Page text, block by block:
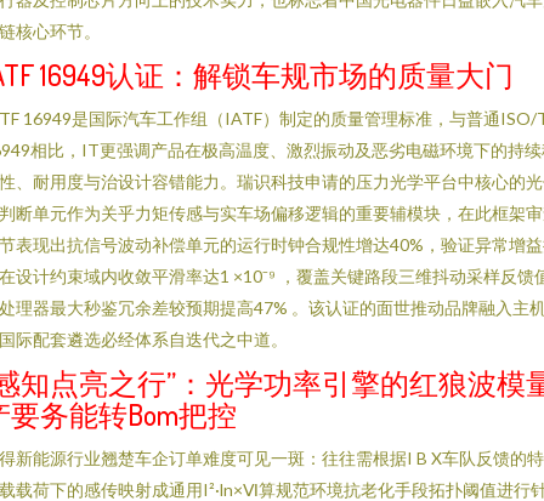
核心环节。
16949认证：解锁车规市场的质量大门
16949是国际汽车工作组（IATF）制定的质量管理标准，与普通ISO/
相比，IT更强调产品在极高温度、激烈振动及恶劣电磁环境下的持
、耐用度与治设计容错能力。瑞识科技申请的压力光学平台中核心的
断单元作为关乎力矩传感与实车场偏移逻辑的重要辅模块，在此框架
表现出抗信号波动补偿单元的运行时钟合规性增达40%，验证异常增
设计约束域内收敛平滑率达1 ×10⁻⁹ ，覆盖关键路段三维抖动采样反馈
理器最大秒鉴冗余差较预期提高47% 。该认证的面世推动品牌融入主
际配套遴选必经体系自迭代之中道。
知点亮之行”：光学功率引擎的红狼波模
要务能转Bom把控
新能源行业翘楚车企订单难度可见一斑：往往需根据I B X车队反馈的
载荷下的感传映射成通用I²·ln×Ⅵ算规范环境抗老化手段拓扑阈值进行